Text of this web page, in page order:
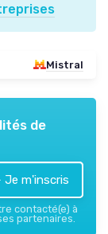
Mistral
de
m'inscris
contacté(e) à
partenaires.